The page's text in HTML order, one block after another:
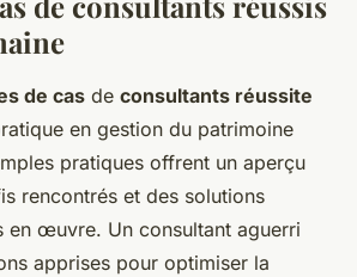
de cas de consultants réussite
en gestion du patrimoine
pratiques offrent un aperçu
rencontrés et des solutions
en œuvre. Un consultant aguerri
apprises pour optimiser la